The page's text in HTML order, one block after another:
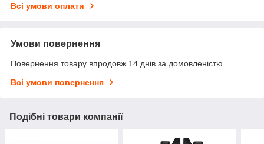
Всі умови оплати
Умови повернення
Повернення товару впродовж 14 днів за домовленістю
Всі умови повернення
Подібні товари компанії